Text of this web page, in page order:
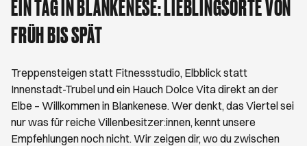
EIN TAG IN BLANKENESE: LIEBLINGSORTE VON
FRÜH BIS SPÄT
Treppensteigen statt Fitnessstudio, Elbblick statt
Innenstadt-Trubel und ein Hauch Dolce Vita direkt an der
Elbe – Willkommen in Blankenese. Wer denkt, das Viertel sei
nur was für reiche Villenbesitzer:innen, kennt unsere
Empfehlungen noch nicht. Wir zeigen dir, wo du zwischen